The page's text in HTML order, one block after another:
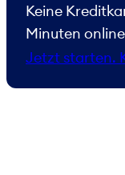
Keine
Minuten
Jetzt starten.